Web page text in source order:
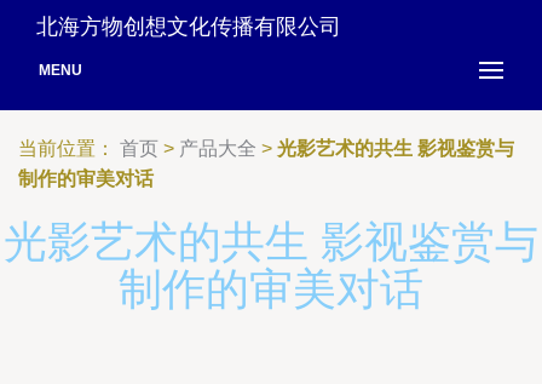
北海方物创想文化传播有限公司
MENU
当前位置： 首页 > 产品大全 > 光影艺术的共生 影视鉴赏与
制作的审美对话
光影艺术的共生 影视鉴赏与
制作的审美对话